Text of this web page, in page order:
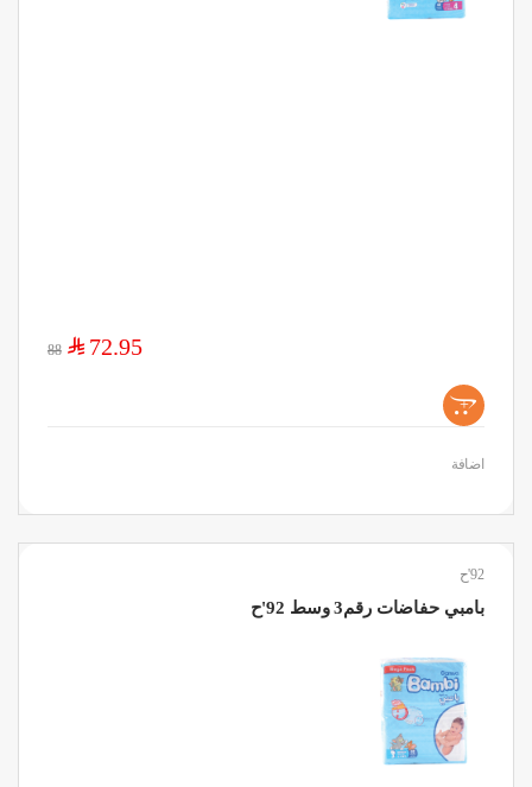
72.95
$
88
+
اضافة
92'ح
بامبي حفاضات رقم3 وسط 92'ح